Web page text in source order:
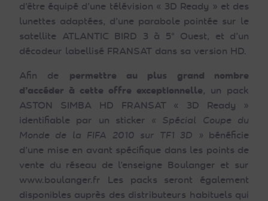
d’être équipé d’une télévision « 3D Ready » et des
lunettes adaptées, d’une parabole pointée sur le
satellite ATLANTIC BIRD 3 à 5° Ouest, et d’un
décodeur labellisé FRANSAT dans sa version HD.
Afin de permettre au plus grand nombre
d’accéder à cette offre exceptionnelle, un pack
ASTON SIMBA HD FRANSAT « 3D Ready »
identifiable par un sticker « Spécial Coupe du
Monde de la FIFA 2010 sur TF1 3D » bénéficie
d’une mise en avant spécifique dans les points de
vente du réseau de l’enseigne Boulanger et sur
www.boulanger.fr Les packs seront également
disponibles auprès des distributeurs habituels qui